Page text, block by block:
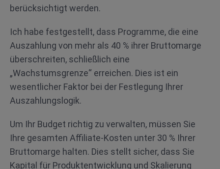
berücksichtigt werden.
Ich habe festgestellt, dass Programme, die eine
Auszahlung von mehr als 40 % ihrer Bruttomarge
überschreiten, schließlich eine
„Wachstumsgrenze“ erreichen. Dies ist ein
wesentlicher Faktor bei der Festlegung Ihrer
Auszahlungslogik.
Um Ihr Budget richtig zu verwalten, müssen Sie
Ihre gesamten Affiliate-Kosten unter 30 % Ihrer
Bruttomarge halten. Dies stellt sicher, dass Sie
Kapital für Produktentwicklung und Skalierung